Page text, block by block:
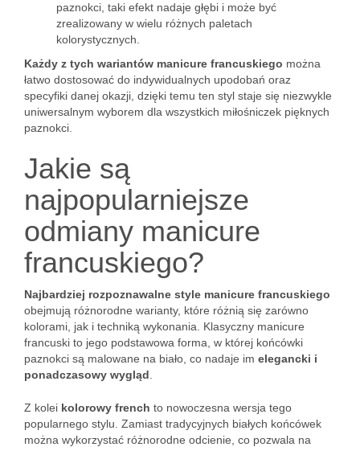
paznokci, taki efekt nadaje głębi i może być
zrealizowany w wielu różnych paletach
kolorystycznych.
Każdy z tych wariantów manicure francuskiego można
łatwo dostosować do indywidualnych upodobań oraz
specyfiki danej okazji, dzięki temu ten styl staje się niezwykle
uniwersalnym wyborem dla wszystkich miłośniczek pięknych
paznokci.
Jakie są
najpopularniejsze
odmiany manicure
francuskiego?
Najbardziej rozpoznawalne style manicure francuskiego
obejmują różnorodne warianty, które różnią się zarówno
kolorami, jak i techniką wykonania. Klasyczny manicure
francuski to jego podstawowa forma, w której końcówki
paznokci są malowane na biało, co nadaje im elegancki i
ponadczasowy wygląd
Z kolei kolorowy french to nowoczesna wersja tego
popularnego stylu. Zamiast tradycyjnych białych końcówek
można wykorzystać różnorodne odcienie, co pozwala na